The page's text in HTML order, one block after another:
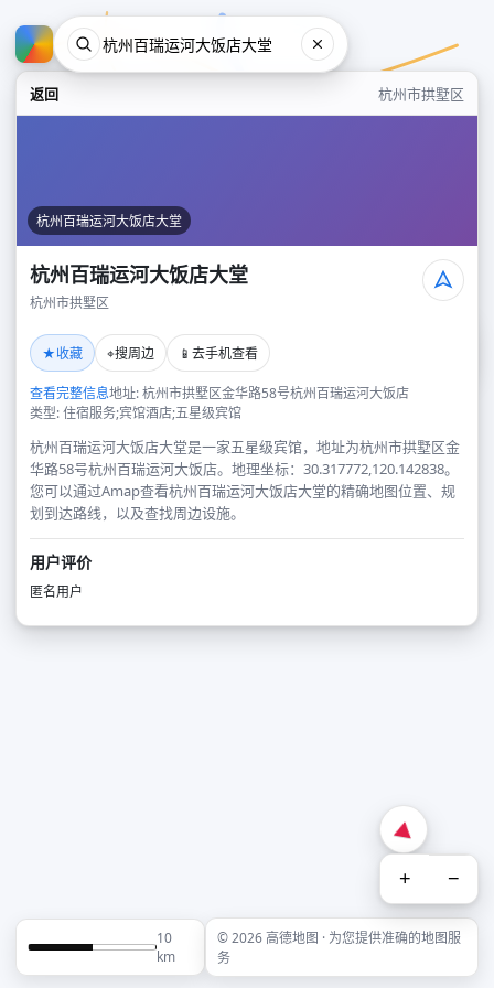
返回 杭州市拱墅区
杭州百瑞运河大饭店大堂
杭州百瑞运河大饭店大堂
杭州市拱墅区
★收藏 ⌖搜周边 📱 去手机查看
查看完整信息地址: 杭州市拱墅区金华路58号杭州百瑞运河大饭店
类型: 住宿服务;宾馆酒店;五星级宾馆
杭州百瑞运河大饭店大堂是一家五星级宾馆，地址为杭州市拱墅区金
华路58号杭州百瑞运河大饭店。地理坐标：30.317772,120.142838。
您可以通过Amap查看杭州百瑞运河大饭店大堂的精确地图位置、规
划到达路线，以及查找周边设施。
用户评价
匿名用户
+ −
10
km
© 2026 高德地图 · 为您提供准确的地图服
务